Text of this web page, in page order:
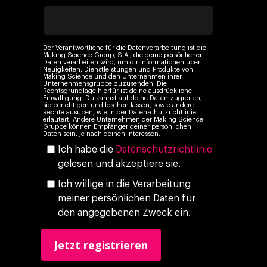
Der Verantwortliche für die Datenverarbeitung ist die
Making Science Group, S.A., die deine persönlichen
Daten verarbeiten wird, um dir Informationen über
Neuigkeiten, Dienstleistungen und Produkte von
Making Science und den Unternehmen ihrer
Unternehmensgruppe zuzusenden. Die
Rechtsgrundlage hierfür ist deine ausdrückliche
Einwilligung. Du kannst auf deine Daten zugreifen,
sie berichtigen und löschen lassen, sowie andere
Rechte ausüben, wie in der Datenschutzrichtlinie
erläutert. Andere Unternehmen der Making Science
Gruppe können Empfänger deiner persönlichen
Daten sein, je nach deinen Interessen.
Ich habe die Datenschutzrichtlinie
gelesen und akzeptiere sie.
Ich willige in die Verarbeitung
meiner persönlichen Daten für
den angegebenen Zweck ein.
Eigen Medien
KI, Daten &
Marketing